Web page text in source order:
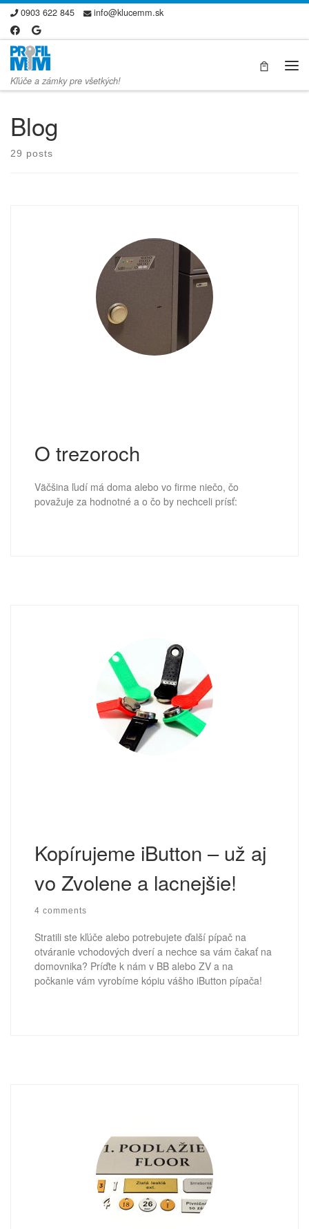
Skip to content
0903 622 845 info@klucemm.sk
Kľúče a zámky pre všetkých!
Blog
29 posts
O trezoroch
Väčšina ľudí má doma alebo vo firme niečo, čo
považuje za hodnotné a o čo by nechceli prísť:
Kopírujeme iButton – už aj
vo Zvolene a lacnejšie!
4 comments
Stratili ste kľúče alebo potrebujete ďalší pípač na
otváranie vchodových dverí a nechce sa vám čakať na
domovnika? Príďte k nám v BB alebo ZV a na
počkanie vám vyrobíme kópiu vášho iButton pípača!